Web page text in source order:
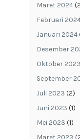
Maret 2024
Februari
Januari 2024
Desember
Oktober 2023
September
Juli 2023 (2)
Juni 2023 (1)
Mei 2023 (1)
Maret 2023